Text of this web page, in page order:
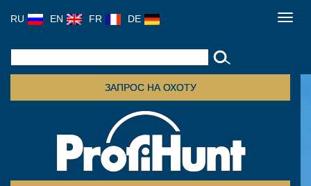
RU EN FR DE
ЗАПРОС НА ОХОТУ